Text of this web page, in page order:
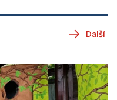
Další